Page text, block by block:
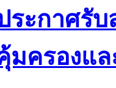
ระกาศรั
มครองแ